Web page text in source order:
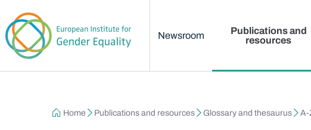
Newsroom
Publications and
resources
Breadcrumb
Home Publications and resources Glossary and thesaurus A-